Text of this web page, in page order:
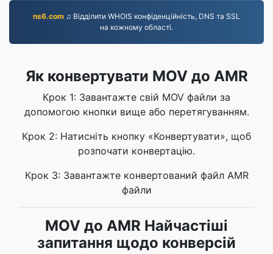
ns6.com ♫ Відділити WHOIS конфіденційність, DNS та SSL
на кожному області.
Як конвертувати MOV до AMR
Крок 1: Завантажте свій MOV файли за
допомогою кнопки вище або перетягуванням.
Крок 2: Натисніть кнопку «Конвертувати», щоб
розпочати конвертацію.
Крок 3: Завантажте конвертований файл AMR
файли
MOV до AMR Найчастіші
запитання щодо конверсій